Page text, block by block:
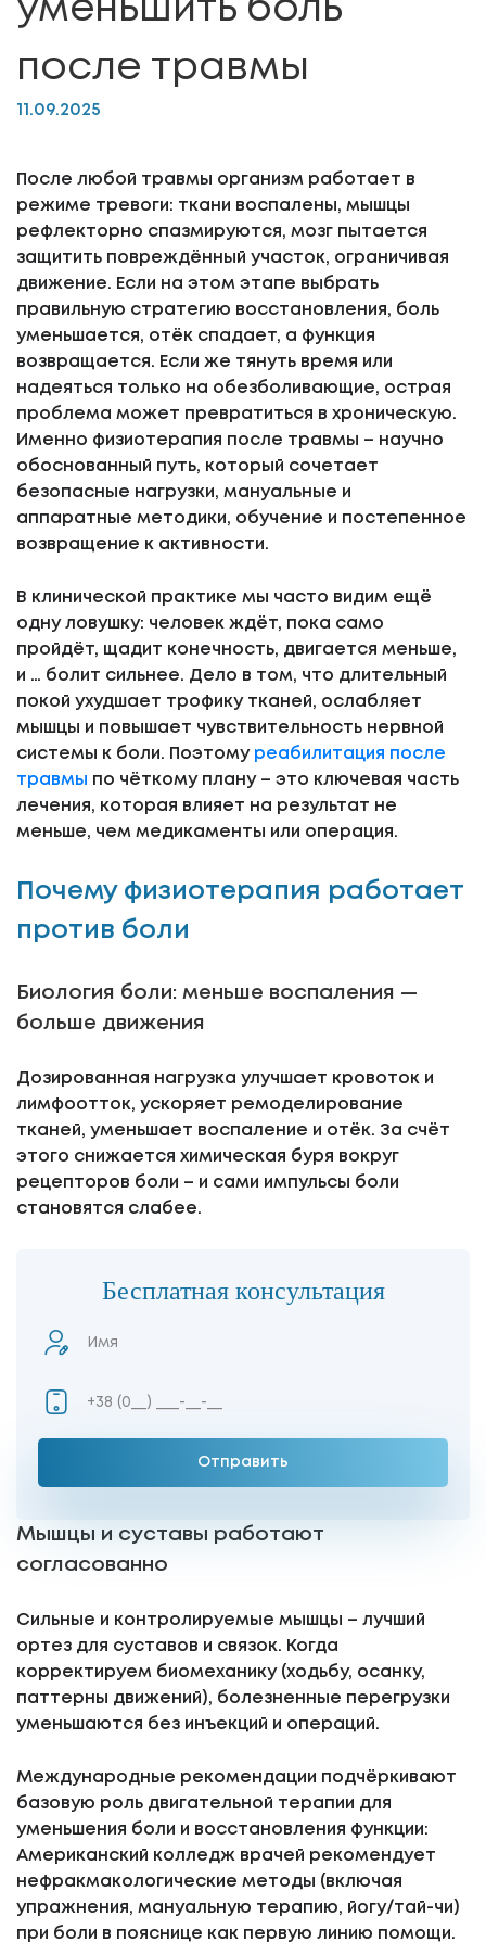
уменьшить боль
после травмы
11.09.2025
После любой травмы организм работает в
режиме тревоги: ткани воспалены, мышцы
рефлекторно спазмируются, мозг пытается
защитить повреждённый участок, ограничивая
движение. Если на этом этапе выбрать
правильную стратегию восстановления, боль
уменьшается, отёк спадает, а функция
возвращается. Если же тянуть время или
надеяться только на обезболивающие, острая
проблема может превратиться в хроническую.
Именно физиотерапия после травмы – научно
обоснованный путь, который сочетает
безопасные нагрузки, мануальные и
аппаратные методики, обучение и постепенное
возвращение к активности.
В клинической практике мы часто видим ещё
одну ловушку: человек ждёт, пока само
пройдёт, щадит конечность, двигается меньше,
и … болит сильнее. Дело в том, что длительный
покой ухудшает трофику тканей, ослабляет
мышцы и повышает чувствительность нервной
системы к боли. Поэтому реабилитация после
травмы по чёткому плану – это ключевая часть
лечения, которая влияет на результат не
меньше, чем медикаменты или операция.
Почему физиотерапия работает
против боли
Биология боли: меньше воспаления —
больше движения
Дозированная нагрузка улучшает кровоток и
лимфоотток, ускоряет ремоделирование
тканей, уменьшает воспаление и отёк. За счёт
этого снижается химическая буря вокруг
рецепторов боли – и сами импульсы боли
становятся слабее.
Бесплатная консультация
Мышцы и суставы работают
согласованно
Сильные и контролируемые мышцы – лучший
ортез для суставов и связок. Когда
корректируем биомеханику (ходьбу, осанку,
паттерны движений), болезненные перегрузки
уменьшаются без инъекций и операций.
Международные рекомендации подчёркивают
базовую роль двигательной терапии для
уменьшения боли и восстановления функции:
Американский колледж врачей рекомендует
нефракмакологические методы (включая
упражнения, мануальную терапию, йогу/тай-чи)
при боли в пояснице как первую линию помощи.